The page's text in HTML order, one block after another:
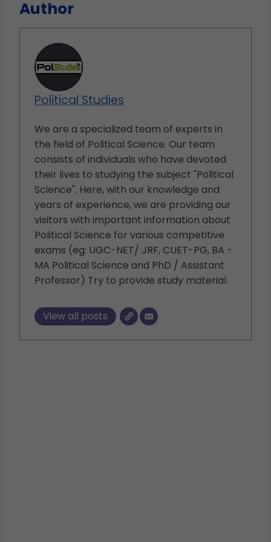
Author
Political Studies
We are a specialized team of experts in
the field of Political Science. Our team
consists of individuals who have devoted
their lives to studying the subject "Political
Science". Here, with our knowledge and
years of experience, we are providing our
visitors with important information about
Political Science for various competitive
exams (eg: UGC-NET/ JRF, CUET-PG, BA -
MA Political Science and PhD / Assistant
Professor) Try to provide study material.
View all posts